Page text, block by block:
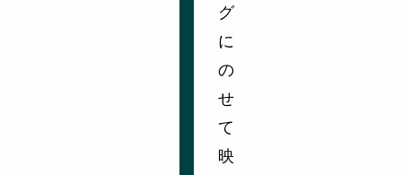
グ
に
の
せ
て
映